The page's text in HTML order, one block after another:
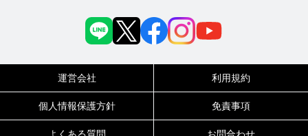
運営会社 利用規約
個人情報保護方針 免責事項